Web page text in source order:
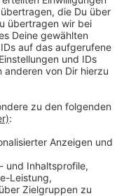
erforderlich
Diese Höfe
Uhr besucht
35, 48157 Münster